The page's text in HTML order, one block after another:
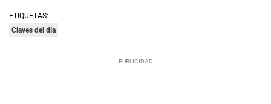
ETIQUETAS:
Claves del día